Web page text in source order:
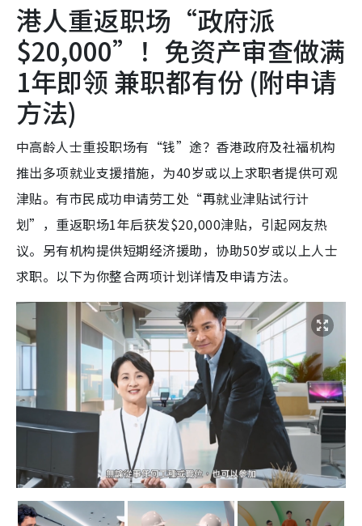
港人重返职场“政府派
$20,000”！免资产审查做满
1年即领 兼职都有份 (附申请
方法)
中高龄人士重投职场有“钱”途？香港政府及社福机构
推出多项就业支援措施，为40岁或以上求职者提供可观
津贴。有市民成功申请劳工处“再就业津贴试行计
划”，重返职场1年后获发$20,000津贴，引起网友热
议。另有机构提供短期经济援助，协助50岁或以上人士
求职。以下为你整合两项计划详情及申请方法。